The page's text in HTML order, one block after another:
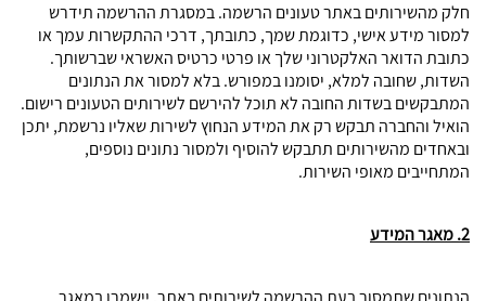
חלק מהשירותים באתר טעונים הרשמה. במסגרת ההרשמה תידרש
למסור מידע אישי, כדוגמת שמך, כתובתך, דרכי ההתקשרות עמך או
כתובת הדואר האלקטרוני שלך או פרטי כרטיס האשראי שברשותך.
השדות, שחובה למלא, יסומנו במפורש. בלא למסור את הנתונים
המתבקשים בשדות החובה לא תוכל להירשם לשירותים הטעונים רישום.
הואיל והחברה תבקש רק את המידע הנחוץ לשירות שאליו נרשמת, יתכן
ובאחדים מהשירותים תתבקש להוסיף ולמסור נתונים נוספים,
המתחייבים מאופי השירות.
2. מאגר המידע